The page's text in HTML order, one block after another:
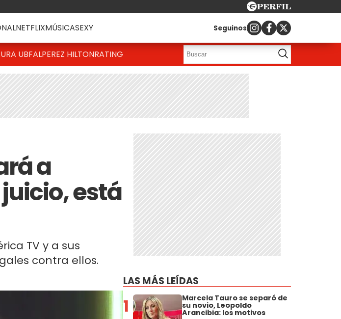
NETFLIXMÚSICASEXY Seguinos
UBFALPEREZ HILTONRATING
a
está
TV y a sus
contra ellos.
LAS MÁS LEÍDAS
1 Marcela Tauro se separó de
su novio, Leopoldo
Arancibia: los motivos